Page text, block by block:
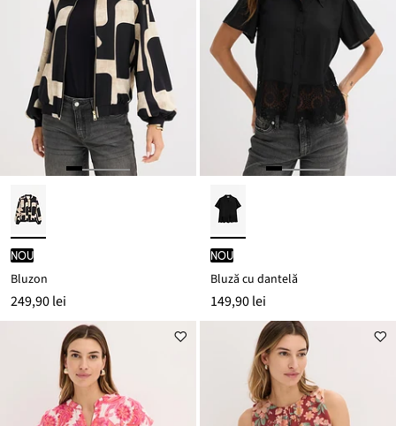
nou
Bluzon
249,90 lei
nou
Bluză cu dantelă
149,90 lei